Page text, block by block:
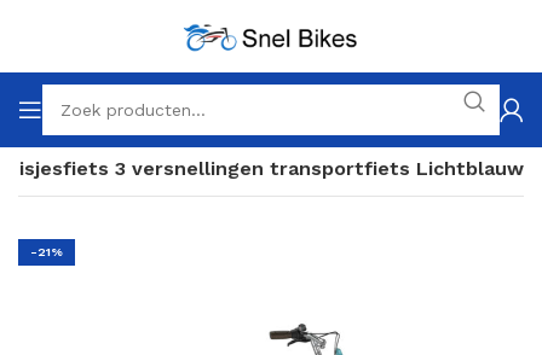
3 versnellingen transportfiets Lichtblauw
-21%